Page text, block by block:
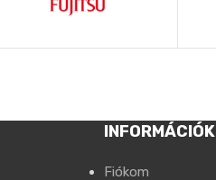
INFORMÁCIÓK
Fiókom